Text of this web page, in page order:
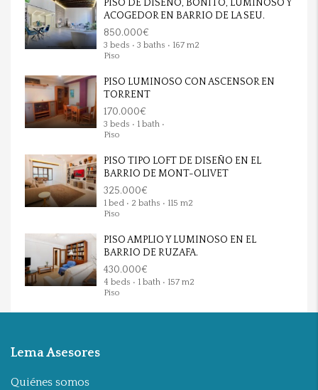
PISO DE DISEÑO, BONITO, LUMINOSO Y
ACOGEDOR EN BARRIO DE LA SEU.
850.000€
3 beds • 3 baths • 167 m2
Piso
PISO LUMINOSO CON ASCENSOR EN
TORRENT
170.000€
3 beds • 1 bath •
Piso
PISO TIPO LOFT DE DISEÑO EN EL
BARRIO DE MONT-OLIVET
325.000€
1 bed • 2 baths • 115 m2
Piso
PISO AMPLIO Y LUMINOSO EN EL
BARRIO DE RUZAFA.
430.000€
4 beds • 1 bath • 157 m2
Piso
Lema Asesores
Quiénes somos